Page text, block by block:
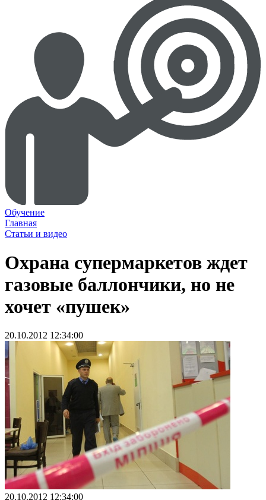
Обучение
Главная
Статьи и видео
Охрана супермаркетов ждет
газовые баллончики, но не
хочет «пушек»
20.10.2012 12:34:00
20.10.2012 12:34:00